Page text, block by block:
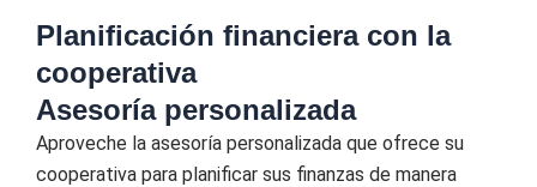
Planificación financiera con la
cooperativa
Asesoría personalizada
Aproveche la asesoría personalizada que ofrece su
cooperativa para planificar sus finanzas de manera